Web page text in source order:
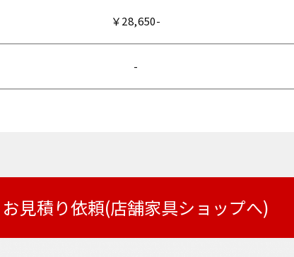
￥28,650-
-
お見積り依頼(店舗家具ショップへ)